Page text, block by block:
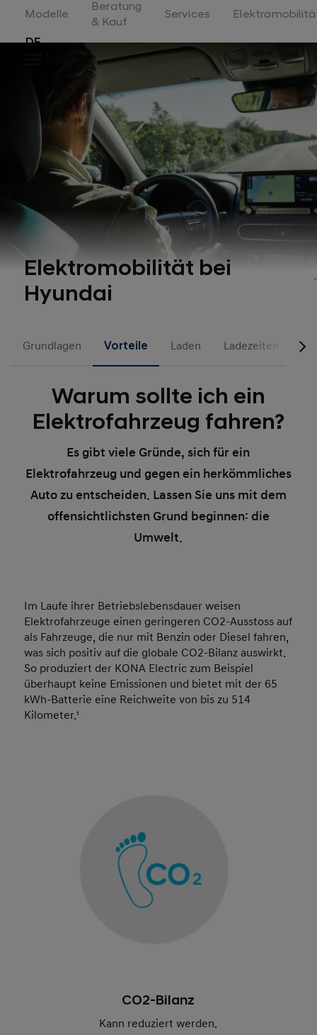
Switzerland
Modelle
Beratung
& Kauf
Services
DE
Elektromobilität bei
Hyundai
Grundlagen Vorteile Laden Ladezeiten
Warum sollte ich ein
Elektrofahrzeug fahren?
Es gibt viele Gründe, sich für ein
Elektrofahrzeug und gegen ein herkömmliches
Auto zu entscheiden. Lassen Sie uns mit dem
offensichtlichsten Grund beginnen: die
Umwelt.
Im Laufe ihrer Betriebslebensdauer weisen
Elektrofahrzeuge einen geringeren CO2-Ausstoss auf
als Fahrzeuge, die nur mit Benzin oder Diesel fahren,
was sich positiv auf die globale CO2-Bilanz auswirkt.
So produziert der KONA Electric zum Beispiel
überhaupt keine Emissionen und bietet mit der 65
kWh-Batterie eine Reichweite von bis zu 514
Kilometer.¹
CO2-Bilanz
Kann reduziert werden.